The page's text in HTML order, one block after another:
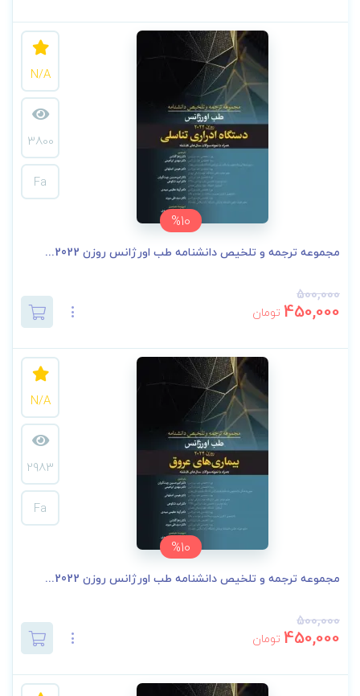
%10
N/A
3800
Fa
مجموعه ترجمه و تلخیص دانشنامه طب اورژانس روزن 2022...
500,000
450,000 تومان
%10
N/A
2983
Fa
مجموعه ترجمه و تلخیص دانشنامه طب اورژانس روزن 2022...
500,000
450,000 تومان